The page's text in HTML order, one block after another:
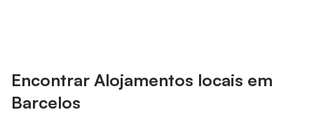
Encontrar Alojamentos locais em
Barcelos